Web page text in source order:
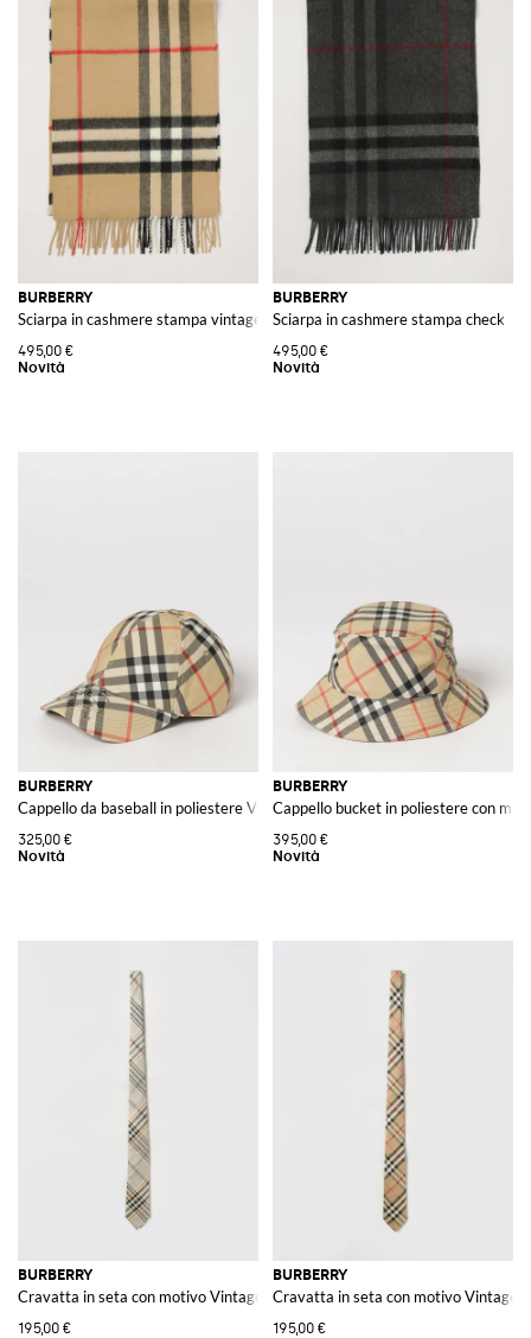
BURBERRY
Sciarpa in cashmere stampa vintage check
495,00 €
BURBERRY
Sciarpa in cashmere stampa check
495,00 €
BURBERRY
Cappello da baseball in poliestere Vintage Check con logo EKD
325,00 €
BURBERRY
Cappello bucket in poliestere con
395,00 €
BURBERRY
Cravatta in seta con motivo Vintage Check e larghezza 7 cm
195,00 €
BURBERRY
Cravatta in seta con motivo Vintage
195,00 €